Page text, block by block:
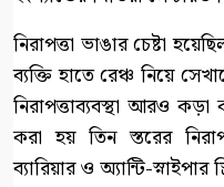
নিরাপত্তা ভাঙার চেষ্টা
ব্যক্তি হাতে রেঞ্চ নিয়ে
নিরাপত্তাব্যবস্থা আরও কড়া
করা হয় তিন স্তরের
ব্যারিয়ার ও অ্যান্টি-স্নাইপার